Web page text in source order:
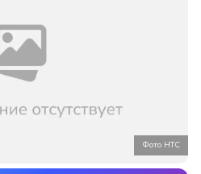
Фото НТС